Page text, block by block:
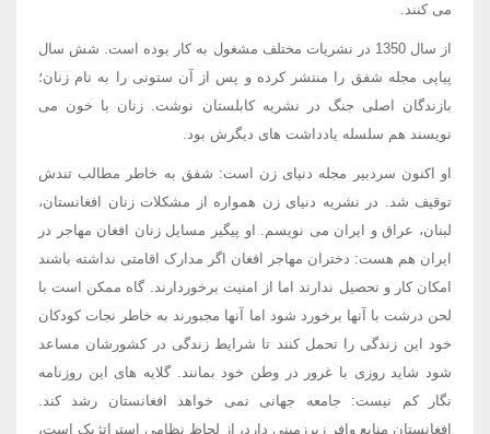
می کنند.
از سال 1350 در نشریات مختلف مشغول به کار بوده است. شش سال
پیاپی مجله شفق را منتشر کرده و پس از آن ستونی را به نام زنان؛
بازندگان اصلی جنگ در نشریه کابلستان نوشت. زنان با خون می
نویسند هم سلسله یادداشت های دیگرش بود.
او اکنون سردبیر مجله دنیای زن است: شفق به خاطر مطالب تندش
توقیف شد. در نشریه دنیای زن همواره از مشکلات زنان افغانستان،
لبنان، عراق و ایران می نویسم. او پیگیر مسایل زنان افغان مهاجر در
ایران هم هست: دختران مهاجر افغان اگر مدارک اقامتی نداشته باشند
امکان کار و تحصیل ندارند اما از امنیت برخوردارند. گاه ممکن است با
لحن درشت با آنها برخورد شود اما آنها مجبورند به خاطر نجات کودکان
خود این زندگی را تحمل کنند تا شرایط زندگی در کشورشان مساعد
شود شاید روزی با غرور در وطن خود بمانند. گلایه های این روزنامه
نگار کم نیست: جامعه جهانی نمی خواهد افغانستان رشد کند.
افغانستان منابع وافر زیرزمینی دارد، از لحاظ نظامی استراتژیک است،